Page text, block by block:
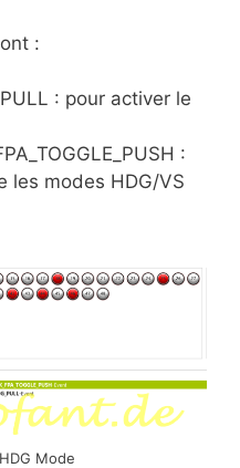
:
: pour activer le
:
les modes HDG/VS
Mode